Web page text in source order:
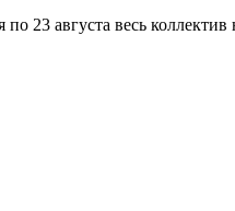
23 августа весь